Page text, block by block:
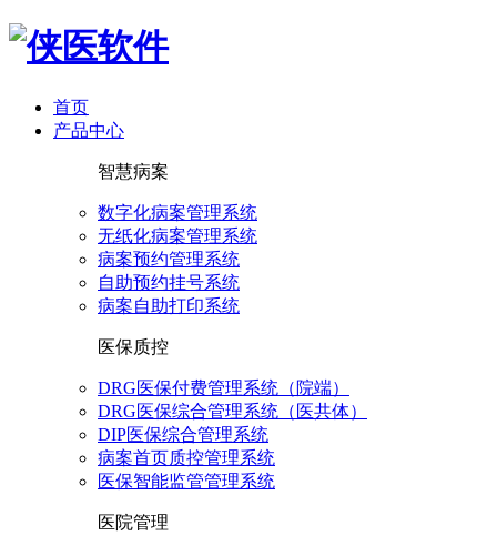
首页
产品中心
智慧病案
数字化病案管理系统
无纸化病案管理系统
病案预约管理系统
自助预约挂号系统
病案自助打印系统
医保质控
DRG医保付费管理系统（院端）
DRG医保综合管理系统（医共体）
DIP医保综合管理系统
病案首页质控管理系统
医保智能监管管理系统
医院管理